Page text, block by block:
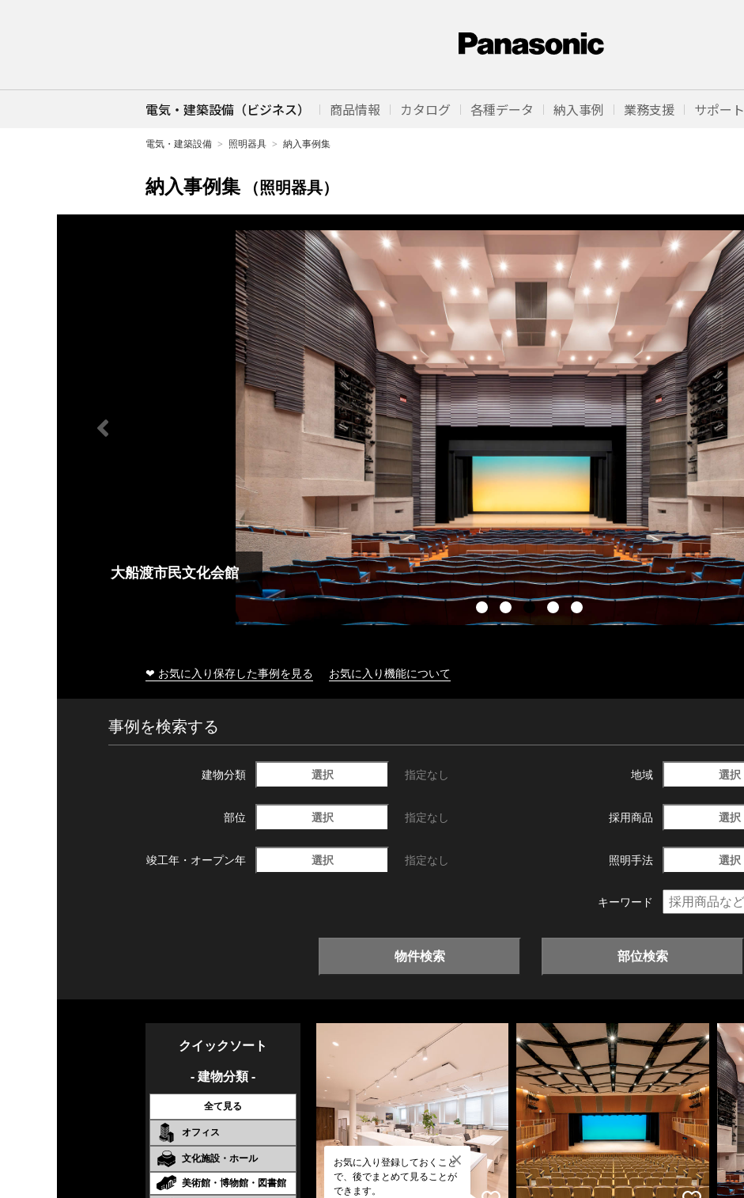
電気・建築設備（ビジネス） 商品情報 カタログ 各種データ 納入事例 業務支援 サポート
電気・建築設備 照明器具 納入事例集
納入事例集 （照明器具）
大船渡市民文化会館
❤ お気に入り保存した事例を見る お気に入り機能について
事例を検索する
建物分類 選択 指定なし 地域 選択
部位 選択 指定なし 採用商品 選択
竣工年・ オープン年 選択 指定なし 照明手法 選択
キーワード
物件検索 部位検索
クイックソート
- 建物分類 -
全て見る
オフィス
文化施設・ホール
美術館・博物館・図書館
お気に入り登録しておくこと
で、後でまとめて見ることが
できます。